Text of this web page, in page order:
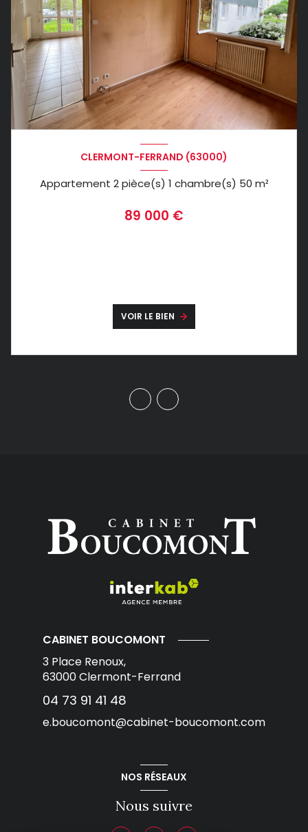
CLERMONT-FERRAND (63000)
Appartement 2 pièce(s) 1 chambre(s) 50 m²
89 000 €
VOIR LE BIEN
CABINET BOUCOMONT
3 Place Renoux,
63000Clermont-Ferrand
04 73 91 41 48
e.boucomont@cabinet-boucomont.com
NOS RÉSEAUX
Nous suivre